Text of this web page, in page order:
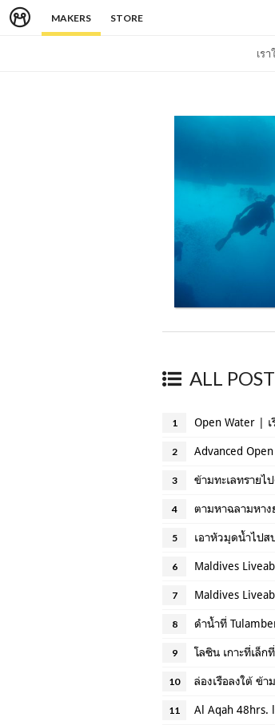
MAKERS STORE
เร
ALL
1 Open Water | เ
2 Advanced
3 ข้ามทะเลทรายไ
4 ตามหาฉลามหาง
5 เอาหัวมุดน้ำไป
6 Maldives
7 Maldives
8 ดำน้ำที่
9 โลซิน เกาะที่เล็ก
10 ล่องเรือลงใต้ ข้
11 Al Aqah 48hrs.